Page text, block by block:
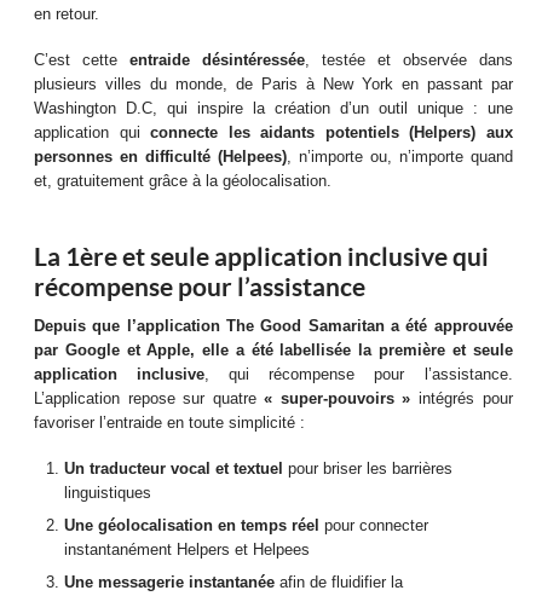
en retour.
C’est cette entraide désintéressée, testée et observée dans
plusieurs villes du monde, de Paris à New York en passant par
Washington D.C, qui inspire la création d’un outil unique : une
application quiconnecte les aidants potentiels (Helpers) aux
personnes en difficulté (Helpees), n’importe ou, n’importe quand
et, gratuitement grâce à la géolocalisation.
La 1ère et seule application inclusivequi
récompense pour l’assistance
Depuis que l’application The Good Samaritan a été approuvée
par Google et Apple, elle a été labellisée la première et seule
application inclusive, qui récompense pour l’assistance.
L’application repose sur quatre« super-pouvoirs » intégrés pour
favoriser l’entraide en toute simplicité :
Un traducteur vocal et textuel pour briser les barrières
linguistiques
Une géolocalisation en temps réel pour connecter
instantanément Helpers et Helpees
Une messagerie instantanée afin de fluidifier la